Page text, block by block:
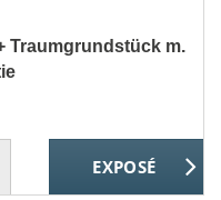
Traumgrundstück m.